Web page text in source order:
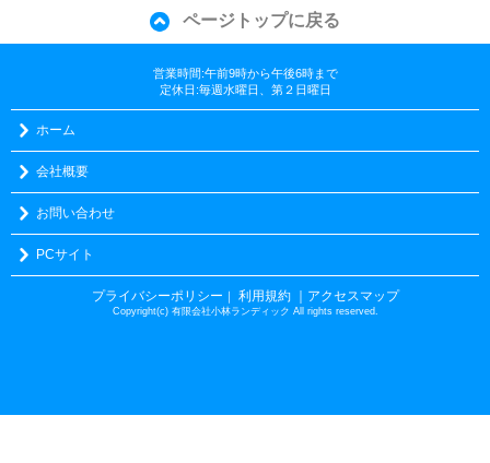
ページトップに戻る
営業時間:午前9時から午後6時まで
定休日:毎週水曜日、第２日曜日
ホーム
会社概要
お問い合わせ
PCサイト
プライバシーポリシー ｜ 利用規約 ｜アクセスマップ
Copyright(c) 有限会社小林ランディック All rights reserved.